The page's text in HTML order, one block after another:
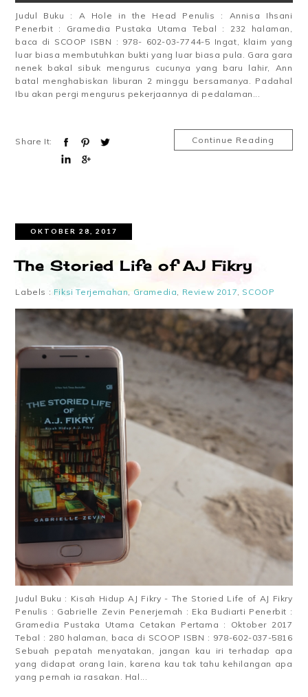
Judul Buku : A Hole in the Head Penulis : Annisa Ihsani
Penerbit : Gramedia Pustaka Utama Tebal : 232 halaman,
baca di SCOOP ISBN : 978- 602-03-7744-5 Ingat, klaim yang
luar biasa membutuhkan bukti yang luar biasa pula. Gara gara
nenek bakal sibuk mengurus cucunya yang baru lahir, Ann
batal menghabiskan liburan 2 minggu bersamanya. Padahal
Ibu akan pergi mengurus pekerjaannya di pedalaman...
Share It: Continue Reading
OKTOBER 28, 2017
The Storied Life of AJ Fikry
Labels : Fiksi Terjemahan Gramedia Review 2017 SCOOP
Judul Buku : Kisah Hidup AJ Fikry - The Storied Life of AJ Fikry
Penulis : Gabrielle Zevin Penerjemah : Eka Budiarti Penerbit :
Gramedia Pustaka Utama Cetakan Pertama : Oktober 2017
Tebal : 280 halaman, baca di SCOOP ISBN : 978-602-037-5816
Sebuah pepatah menyatakan, jangan kau iri terhadap apa
yang didapat orang lain, karena kau tak tahu kehilangan apa
yang pernah ia rasakan. Hal...